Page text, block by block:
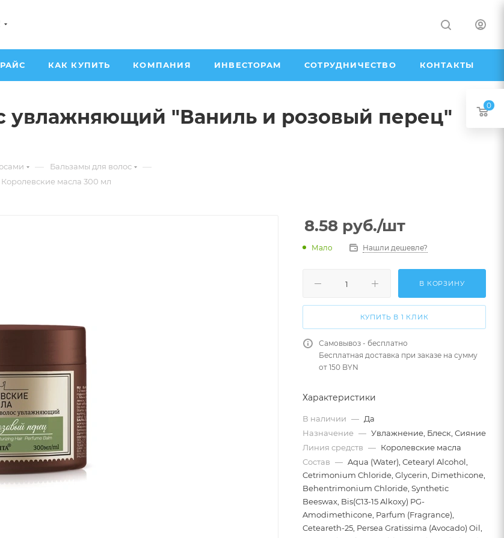
КАК КУПИТЬ КОМПАНИЯ ИНВЕСТОРАМ СОТРУДНИЧЕСТВО КОНТАКТЫ
увлажняющий "Ваниль и розовый перец"
— Бальзамы для волос —
масла 300 мл
8.58 руб./шт
Мало Нашли дешевле?
В КОРЗИНУ
КУПИТЬ В 1 КЛИК
Самовывоз - бесплатно
Бесплатная доставка при заказе на сумму
от 150 BYN
Характеристики
В наличии — Да
Назначение — Увлажнение, Блеск, Сияние
Линия средств — Королевские масла
Состав — Aqua (Water), Cetearyl Alcohol,
Cetrimonium Chloride, Glycerin, Dimethicone,
Behentrimonium Chloride, Synthetic
Beeswax, Bis(C13-15 Alkoxy) PG-
Amodimethicone, Parfum (Fragrance),
Ceteareth-25, Persea Gratissima (Avocado) Oil,
0